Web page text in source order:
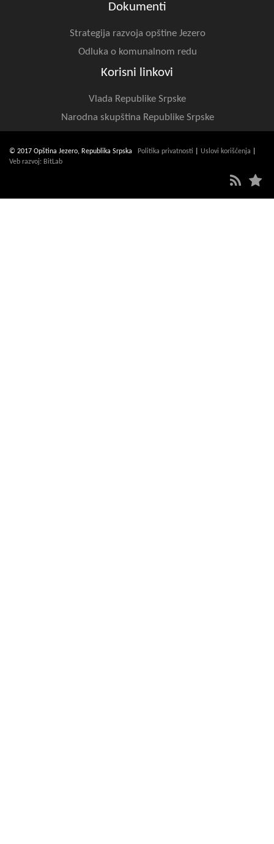
Dokumenti
Strategija razvoja opštine Jezero
Odluka o komunalnom redu
Korisni linkovi
Vlada Republike Srpske
Narodna skupština Republike Srpske
© 2017 Opština Jezero, Republika Srpska Politika privatnosti Uslovi korišćenja
Veb razvoj: BitLab